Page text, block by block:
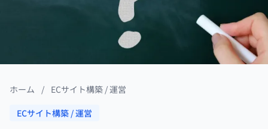
ホーム / ECサイト構築 / 運営
ECサイト構築 / 運営